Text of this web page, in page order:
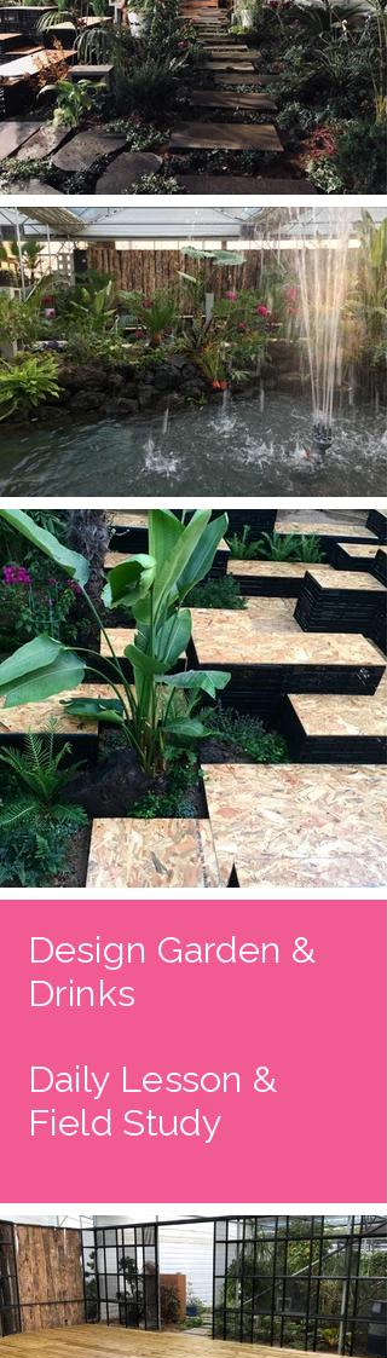
Design Garden &
Drinks
Daily Lesson &
Field Study